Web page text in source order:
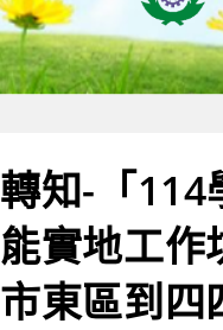
轉知-「114
能實地工
市東區到四